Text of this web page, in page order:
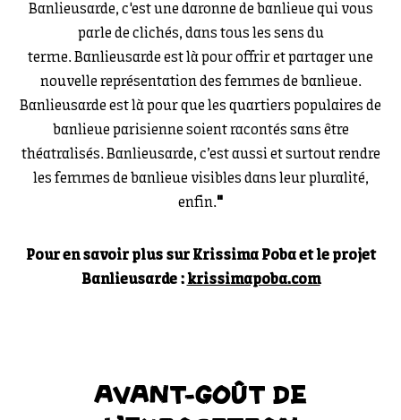
Banlieusarde, c'est une daronne de banlieue qui vous
parle de clichés, dans tous les sens du
terme. Banlieusarde est là pour offrir et partager une
nouvelle représentation des femmes de banlieue.
Banlieusarde est là pour que les quartiers populaires de
banlieue parisienne soient racontés sans être
théatralisés. Banlieusarde, c’est aussi et surtout rendre
les femmes de banlieue visibles dans leur pluralité,
enfin."
Pour en savoir plus sur Krissima Poba et le projet
Banlieusarde :krissimapoba.com
AVANT-GOÛT DE